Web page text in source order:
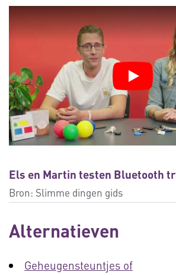
Els en Martin testen Bluetooth
Bron: Slimme dingen gids
Alternatieven
Geheugensteuntjes of